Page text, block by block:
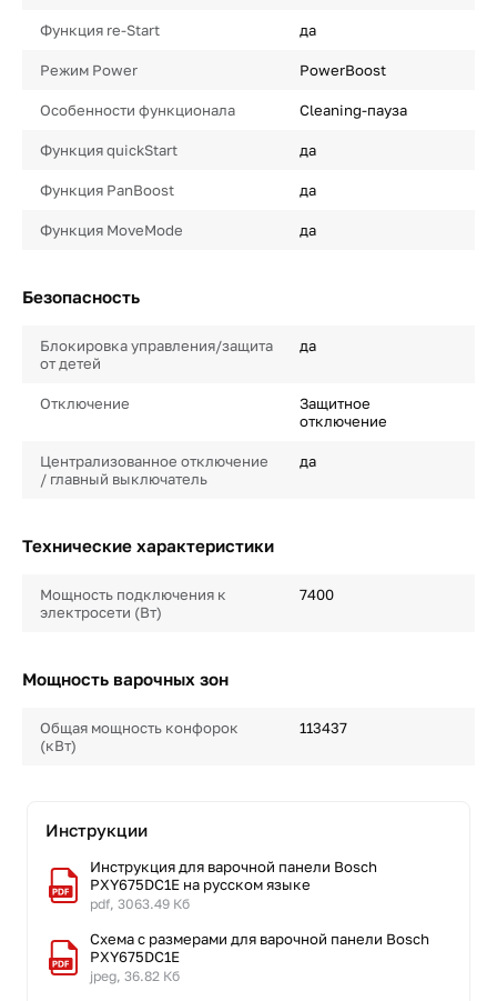
Функция re-Start да
Режим Power PowerBoost
Особенности функционала Cleaning-пауза
Функция quickStart да
Функция PanBoost да
Функция MoveMode да
Безопасность
Блокировка управления/защита
от детей
да
Отключение
Защитное
отключение
Централизованное отключение
/ главный выключатель
да
Технические характеристики
Мощность подключения к
электросети (Вт)
7400
Мощность варочных зон
Общая мощность конфорок
(кВт)
113437
Инструкции
Инструкция для варочной панели Bosch
PXY675DC1E на русском языке
pdf, 3063.49 Кб
Схема с размерами для варочной панели Bosch
PXY675DC1E
jpeg, 36.82 Кб